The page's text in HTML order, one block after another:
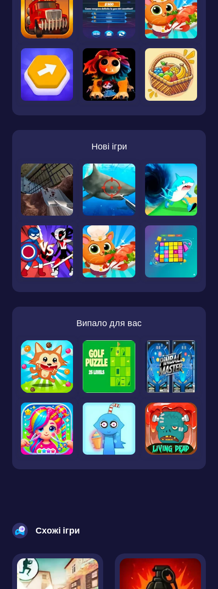
Нові ігри
Випало для вас
Схожі ігри